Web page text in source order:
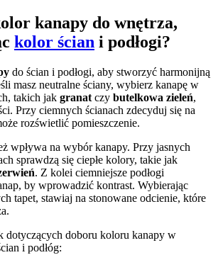
kanapy do wnętrza,
kolor ścian i podłogi?
do ścian i podłogi, aby stworzyć harmonijną
masz neutralne ściany, wybierz kanapę w
takich jak granat czy butelkowa zieleń,
Przy ciemnych ścianach zdecyduj się na
rozświetlić pomieszczenie.
wpływa na wybór kanapy. Przy jasnych
sprawdzą się ciepłe kolory, takie jak
. Z kolei ciemniejsze podłogi
by wprowadzić kontrast. Wybierając
tapet, stawiaj na stonowane odcienie, które
dotyczących doboru koloru kanapy w
i podłóg: